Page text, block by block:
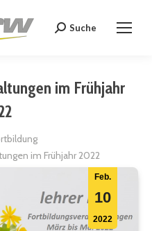
Search:
Suche
im Frühjahr
im Frühjahr 2022
Feb.
10
2022